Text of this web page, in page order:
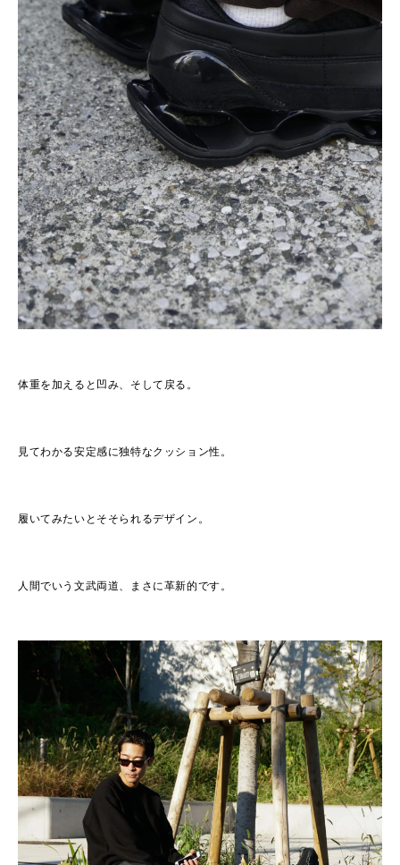
体重を加えると凹み、そして戻る。
見てわかる安定感に独特なクッション性。
履いてみたいとそそられるデザイン。
人間でいう文武両道、まさに革新的です。